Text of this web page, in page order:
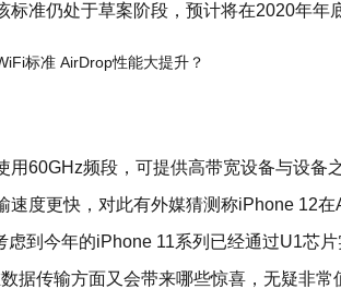
标准仍处于草案阶段，预计将在2020年年
用60GHz频段，可提供高带宽设备与设备
速度更快，对此有外媒猜测称iPhone 12
虑到今年的iPhone 11系列已经通过U1芯
据传输方面又会带来哪些惊喜，无疑非常